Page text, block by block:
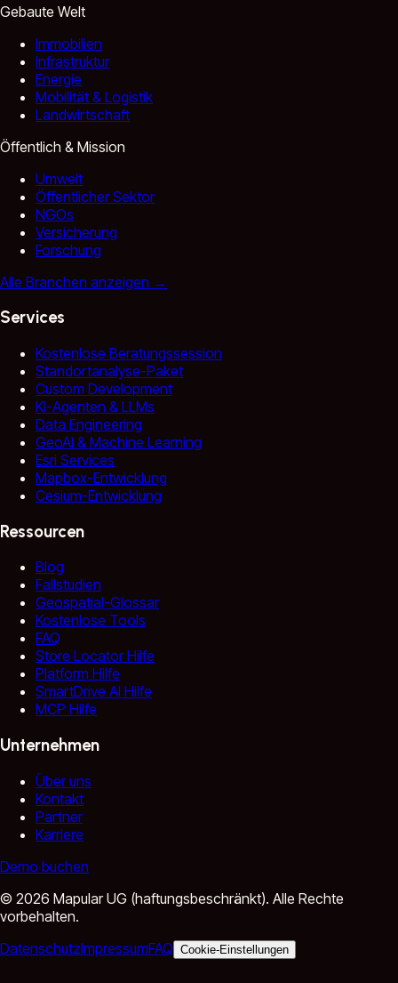
Gebaute Welt
Immobilien
Infrastruktur
Energie
Mobilität & Logistik
Landwirtschaft
Öffentlich & Mission
Umwelt
Öffentlicher Sektor
NGOs
Versicherung
Forschung
Alle Branchen anzeigen →
Services
Kostenlose Beratungssession
Standortanalyse-Paket
Custom Development
KI-Agenten & LLMs
Data Engineering
GeoAI & Machine Learning
Esri Services
Mapbox-Entwicklung
Cesium-Entwicklung
Ressourcen
Blog
Fallstudien
Geospatial-Glossar
Kostenlose Tools
FAQ
Store Locator Hilfe
Platform Hilfe
SmartDrive AI Hilfe
MCP Hilfe
Unternehmen
Über uns
Kontakt
Partner
Karriere
Demo buchen
© 2026 Mapular UG (haftungsbeschränkt). Alle Rechte
vorbehalten.
DatenschutzImpressumFAQ Cookie-Einstellungen